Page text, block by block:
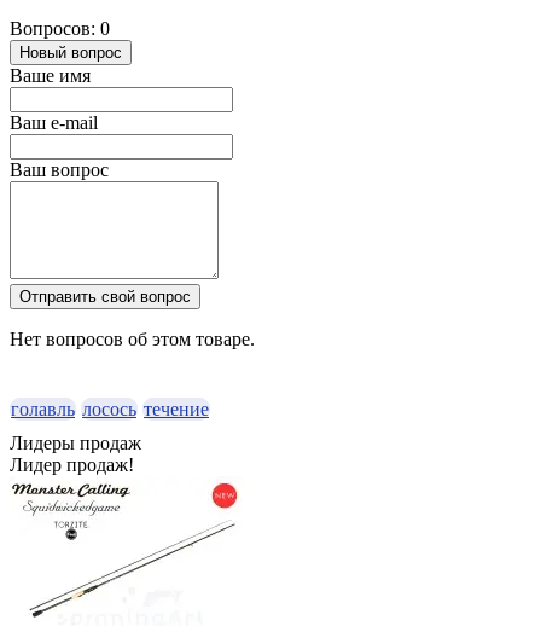
Вопросов: 0
Новый вопрос
Ваше имя
Ваш e-mail
Ваш вопрос
Отправить свой вопрос
Нет вопросов об этом товаре.
голавль лосось течение
Лидеры продаж
Лидер продаж!